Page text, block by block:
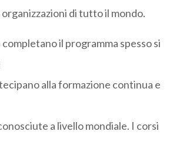
di tutto il mondo.
il programma spesso si
alla formazione continua e
a livello mondiale. I corsi